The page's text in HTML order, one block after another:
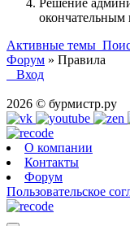
Активные темы
Форум » Правила
Вход
2026 © бурмистр.ру
О компании
Контакты
Форум
Пользовательское